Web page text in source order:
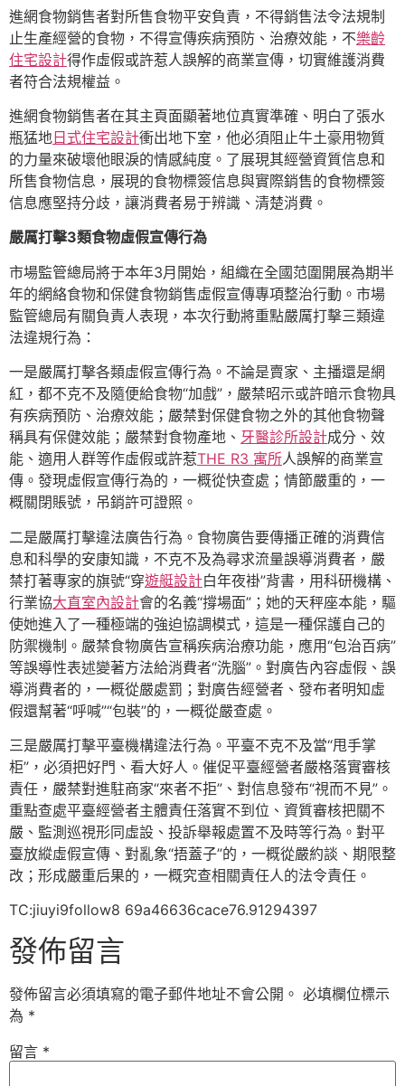
進網食物銷售者對所售食物平安負責，不得銷售法令法規制
止生產經營的食物，不得宣傳疾病預防、治療效能，不樂齡
住宅設計得作虛假或許惹人誤解的商業宣傳，切實維護消費
者符合法規權益。
進網食物銷售者在其主頁面顯著地位真實準確、明白了張水
瓶猛地日式住宅設計衝出地下室，他必須阻止牛土豪用物質
的力量來破壞他眼淚的情感純度。了展現其經營資質信息和
所售食物信息，展現的食物標簽信息與實際銷售的食物標簽
信息應堅持分歧，讓消費者易于辨識、清楚消費。
嚴厲打擊3類食物虛假宣傳行為
市場監管總局將于本年3月開始，組織在全國范圍開展為期半
年的網絡食物和保健食物銷售虛假宣傳專項整治行動。市場
監管總局有關負責人表現，本次行動將重點嚴厲打擊三類違
法違規行為：
一是嚴厲打擊各類虛假宣傳行為。不論是賣家、主播還是網
紅，都不克不及隨便給食物“加戲”，嚴禁昭示或許暗示食物具
有疾病預防、治療效能；嚴禁對保健食物之外的其他食物聲
稱具有保健效能；嚴禁對食物產地、 牙醫診所設計成分、效
能、適用人群等作虛假或許惹THE R3 寓所人誤解的商業宣
傳。發現虛假宣傳行為的，一概從快查處；情節嚴重的，一
概關閉賬號，吊銷許可證照。
二是嚴厲打擊違法廣告行為。食物廣告要傳播正確的消費信
息和科學的安康知識，不克不及為尋求流量誤導消費者，嚴
禁打著專家的旗號“穿遊艇設計白年夜褂”背書，用科研機構、
行業協大直室內設計會的名義“撐場面”；她的天秤座本能，驅
使她進入了一種極端的強迫協調模式，這是一種保護自己的
防禦機制。嚴禁食物廣告宣稱疾病治療功能，應用“包治百病”
等誤導性表述變著方法給消費者“洗腦”。對廣告內容虛假、誤
導消費者的，一概從嚴處罰；對廣告經營者、發布者明知虛
假還幫著“呼喊”“包裝”的，一概從嚴查處。
三是嚴厲打擊平臺機構違法行為。平臺不克不及當“甩手掌
柜”，必須把好門、看大好人。催促平臺經營者嚴格落實審核
責任，嚴禁對進駐商家“來者不拒”、對信息發布“視而不見”。
重點查處平臺經營者主體責任落實不到位、資質審核把關不
嚴、監測巡視形同虛設、投訴舉報處置不及時等行為。對平
臺放縱虛假宣傳、對亂象“捂蓋子”的，一概從嚴約談、期限整
改；形成嚴重后果的，一概究查相關責任人的法令責任。
TC:jiuyi9follow8 69a46636cace76.91294397
發佈留言
發佈留言必須填寫的電子郵件地址不會公開。 必填欄位標示
為 *
留言 *